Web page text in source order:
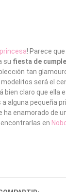
princesa! Parece
su fiesta de
tan
será el
bien claro que ella
a alguna pequeña
ha enamorado de
en